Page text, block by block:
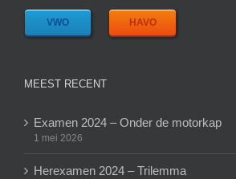
VWO HAVO
MEEST RECENT
Examen 2024 – Onder de motorkap
1 mei 2026
Herexamen 2024 – Trilemma